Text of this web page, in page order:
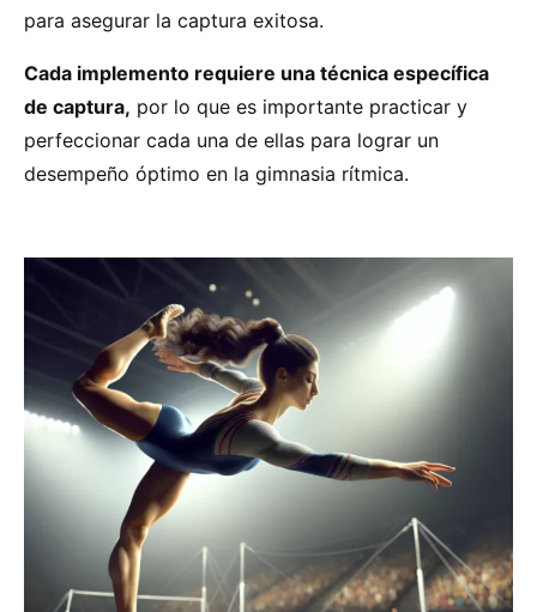
para asegurar la captura exitosa.
Cada implemento requiere una técnica específica
de captura, por lo que es importante practicar y
perfeccionar cada una de ellas para lograr un
desempeño óptimo en la gimnasia rítmica.